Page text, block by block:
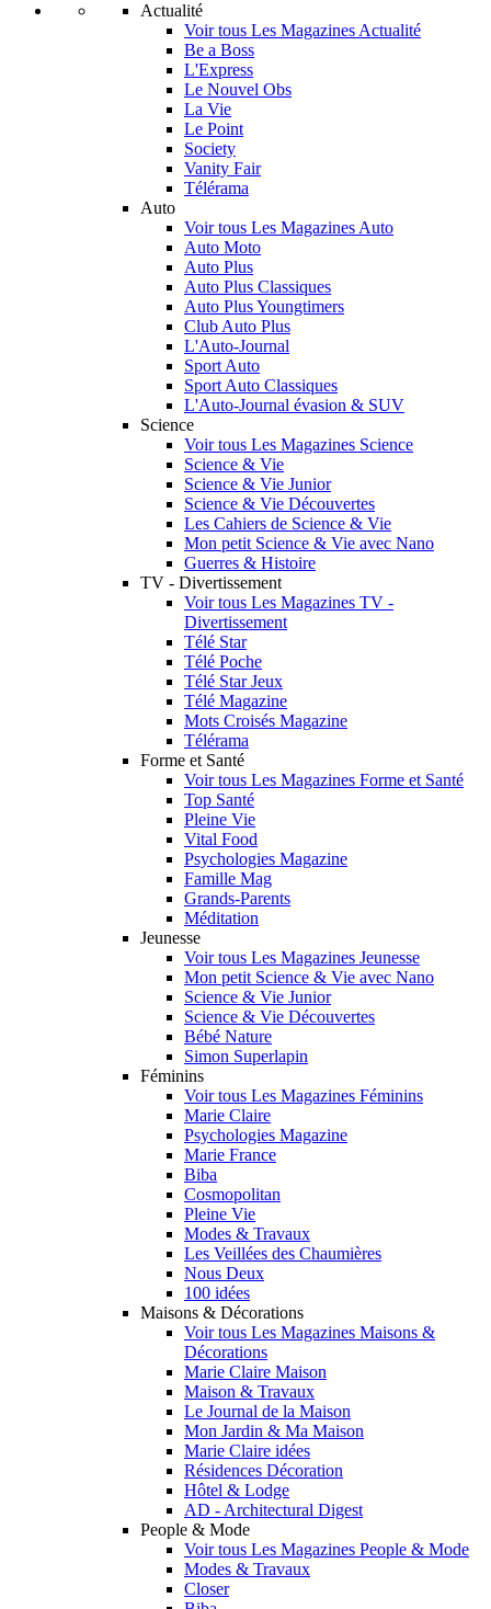
Actualité
Voir tous Les Magazines Actualité
Be a Boss
L'Express
Le Nouvel Obs
La Vie
Le Point
Society
Vanity Fair
Télérama
Auto
Voir tous Les Magazines Auto
Auto Moto
Auto Plus
Auto Plus Classiques
Auto Plus Youngtimers
Club Auto Plus
L'Auto-Journal
Sport Auto
Sport Auto Classiques
L'Auto-Journal évasion & SUV
Science
Voir tous Les Magazines Science
Science & Vie
Science & Vie Junior
Science & Vie Découvertes
Les Cahiers de Science & Vie
Mon petit Science & Vie avec Nano
Guerres & Histoire
TV - Divertissement
Voir tous Les Magazines TV -
Divertissement
Télé Star
Télé Poche
Télé Star Jeux
Télé Magazine
Mots Croisés Magazine
Télérama
Forme et Santé
Voir tous Les Magazines Forme et Santé
Top Santé
Pleine Vie
Vital Food
Psychologies Magazine
Famille Mag
Grands-Parents
Méditation
Jeunesse
Voir tous Les Magazines Jeunesse
Mon petit Science & Vie avec Nano
Science & Vie Junior
Science & Vie Découvertes
Bébé Nature
Simon Superlapin
Féminins
Voir tous Les Magazines Féminins
Marie Claire
Psychologies Magazine
Marie France
Biba
Cosmopolitan
Pleine Vie
Modes & Travaux
Les Veillées des Chaumières
Nous Deux
100 idées
Maisons & Décorations
Voir tous Les Magazines Maisons &
Décorations
Marie Claire Maison
Maison & Travaux
Le Journal de la Maison
Mon Jardin & Ma Maison
Marie Claire idées
Résidences Décoration
Hôtel & Lodge
AD - Architectural Digest
People & Mode
Voir tous Les Magazines People & Mode
Modes & Travaux
Closer